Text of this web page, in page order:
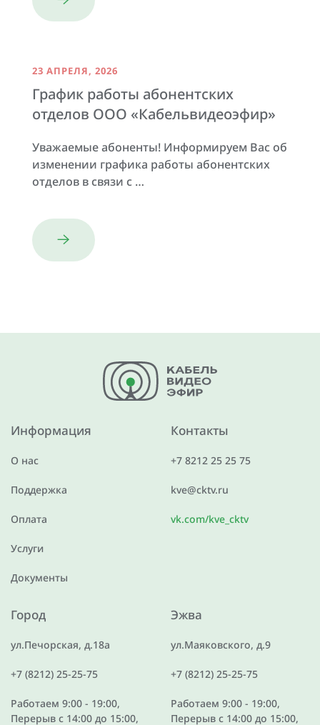
23 АПРЕЛЯ, 2026
График работы абонентских
отделов ООО «Кабельвидеоэфир»
Уважаемые абоненты! Информируем Вас об
изменении графика работы абонентских
отделов в связи с …
Информация
О нас
Поддержка
Оплата
Услуги
Документы
Контакты
+7 8212 25 25 75
kve@cktv.ru
vk.com/kve_cktv
Город
ул.Печорская, д.18а
+7 (8212) 25-25-75
Работаем 9:00 - 19:00,
Перерыв с 14:00 до 15:00,
Эжва
ул.Маяковского, д.9
+7 (8212) 25-25-75
Работаем 9:00 - 19:00,
Перерыв с 14:00 до 15:00,